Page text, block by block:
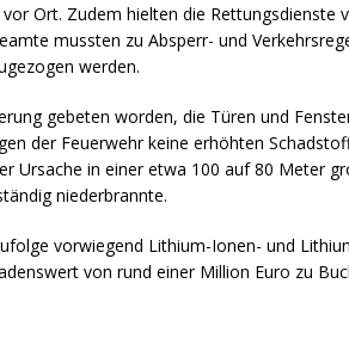
Ort. Zudem hielten die Rettungsdienste
mussten zu Absperr- und
werden.
gebeten worden, die Türen und
der Feuerwehr keine erhöhten
Ursache in einer etwa 100 auf 80 Meter
niederbrannte.
vorwiegend Lithium-Ionen- und
von rund einer Million Euro zu